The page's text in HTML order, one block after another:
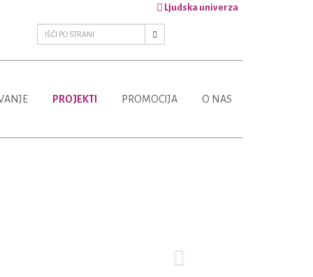
Ljudska univerza
PROJEKTI PROMOCIJA O NAS